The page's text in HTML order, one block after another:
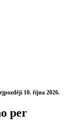
10. října 2026.
per